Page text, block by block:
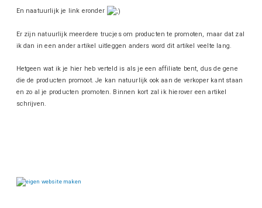
En naatuurlijk je link eronder
Er zijn natuurlijk meerdere trucjes om producten te promoten, maar dat zal
ik dan in een ander artikel uitleggen anders word dit artikel veelte lang.
Hetgeen wat ik je hier heb verteld is als je een affiliate bent, dus de gene
die de producten promoot. Je kan natuurlijk ook aan de verkoper kant staan
en zo al je producten promoten. Binnen kort zal ik hierover een artikel
schrijven.